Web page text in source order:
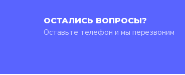
ОСТАЛИСЬ ВОПРОСЫ?
Оставьте телефон и мы перезвоним